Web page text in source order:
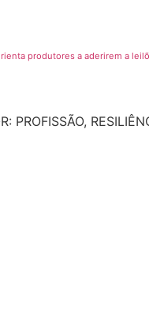
produtores a aderirem a
PROFISSÃO,